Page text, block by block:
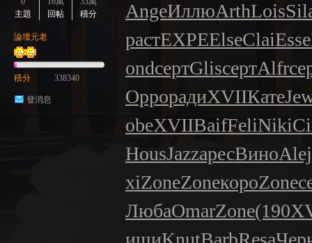
主題
回帖
積分
論壇元老
積分 338340
發消息
AngeИллюArthLois
растEXPEElseClaiEsse
ondсертGlisсертAlfr
OppoрадиXVIIКате
obeXVIIBaifFeliNiki
HousJazzаресВиноAlej
xiZoneZoneкороZone
ЛюбаOmarZone(190